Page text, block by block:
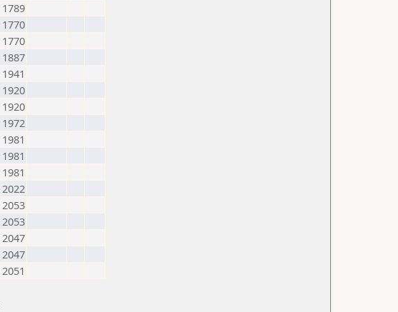
1789
1770
1770
1887
1941
1920
1920
1972
1981
1981
1981
2022
2053
2053
2047
2047
2051